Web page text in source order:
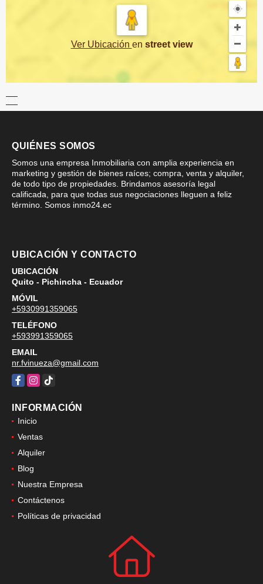
Ver Ubicación en street view
QUIÉNES SOMOS
Somos una empresa Inmobiliaria con amplia experiencia en
marketing y gestión de bienes raíces; compra, venta y alquiler,
de todo tipo de propiedades. Brindamos asesoría legal
calificada, para que todas sus negociaciones lleguen a feliz
término. Somos inmo24.ec
UBICACIÓN Y CONTACTO
UBICACIÓN
Quito - Pichincha - Ecuador
MÓVIL
+5930991359065
TELÉFONO
+593991359065
EMAIL
nr.fvinueza@gmail.com
Facebook
Instagram
TikTok
INFORMACIÓN
Inicio
Ventas
Alquiler
Blog
Nuestra Empresa
Contáctenos
Políticas de privacidad